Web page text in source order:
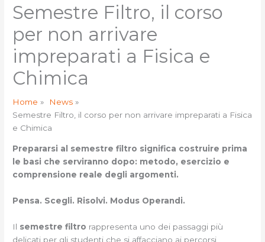
Semestre Filtro, il corso
per non arrivare
impreparati a Fisica e
Chimica
Home
News
Semestre Filtro, il corso per non arrivare impreparati a Fisica
e Chimica
Prepararsi al semestre filtro significa costruire prima
le basi che serviranno dopo: metodo, esercizio e
comprensione reale degli argomenti.
Pensa. Scegli. Risolvi. Modus Operandi.
Il semestre filtro rappresenta uno dei passaggi più
delicati per gli studenti che si affacciano ai percorsi